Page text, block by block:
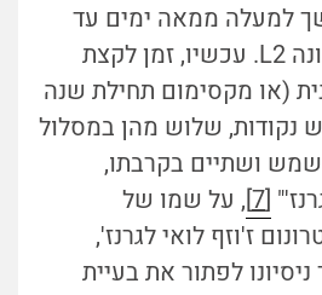
למעלה ממאה ימים עד
שיגיע לנקודה המכונה L2. עכשיו, זמן לקצת
(או מקסימום תחילת שנה
נקודות, שלוש מהן במסלול
ושתיים בקרבתו,
[7] , על שמו של
ז'וזף לואי לגרנז',
לפתור את בעיית